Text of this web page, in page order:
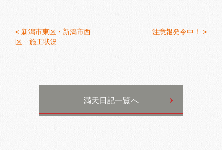
< 新潟市東区・新潟市西
区 施工状況
注意報発令中！ >
満天日記一覧へ